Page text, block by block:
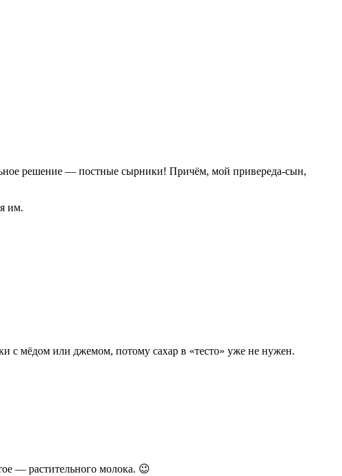
решение — постные сырники! Причём, мой привереда-сын,
им.
с мёдом или джемом, потому сахар в «тесто» уже не нужен.
— растительного молока. 😉